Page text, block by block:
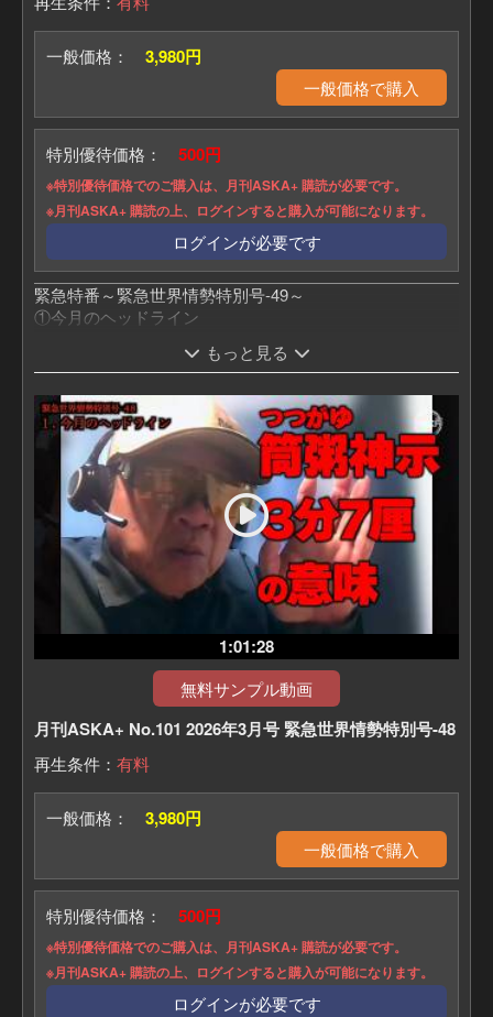
一般価格： 3,980円
一般価格で購入
特別優待価格： 500円
※特別優待価格でのご購入は、月刊ASKA+ 購読が必要です。
※月刊ASKA+ 購読の上、ログインすると購入が可能になります。
ログインが必要です
緊急特番～緊急世界情勢特別号-49～
①今月のヘッドライン
③イラン侵攻：トランプの思惑
⑤第3神殿建設に必要な「三種の神器」
⑥ついに?「三種の神器」略奪作戦開始!?
⑦東京壊滅!?「三種の神器」略奪作戦Xデー
⑧天も危機を伝えている!!
もっと見る
1:01:28
無料サンプル動画
月刊ASKA+ No.101 2026年3月号 緊急世界情勢特別号-48
再生条件： 有料
一般価格： 3,980円
一般価格で購入
特別優待価格： 500円
※特別優待価格でのご購入は、月刊ASKA+ 購読が必要です。
※月刊ASKA+ 購読の上、ログインすると購入が可能になります。
ログインが必要です